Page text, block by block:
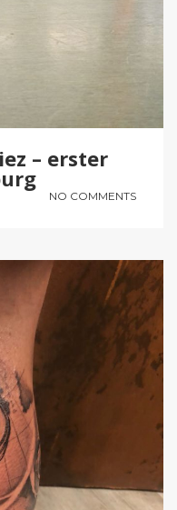
– erster
NO COMMENTS